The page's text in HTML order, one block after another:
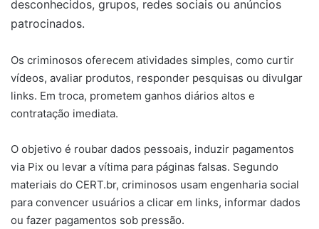
desconhecidos, grupos, redes sociais ou anúncios
patrocinados.
Os criminosos oferecem atividades simples, como curtir
vídeos, avaliar produtos, responder pesquisas ou divulgar
links. Em troca, prometem ganhos diários altos e
contratação imediata.
O objetivo é roubar dados pessoais, induzir pagamentos
via Pix ou levar a vítima para páginas falsas. Segundo
materiais do CERT.br, criminosos usam engenharia social
para convencer usuários a clicar em links, informar dados
ou fazer pagamentos sob pressão.